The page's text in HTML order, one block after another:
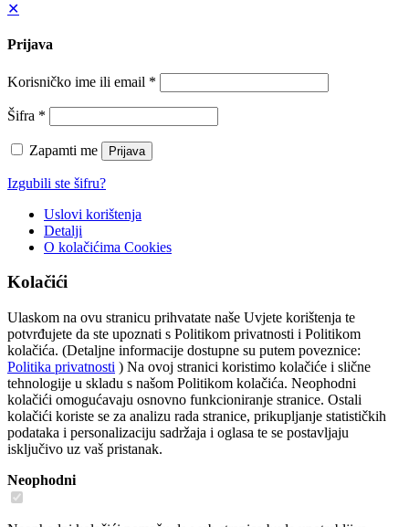
✕
Prijava
Korisničko ime ili email *
Šifra *
Zapamti me Prijava
Izgubili ste šifru?
Uslovi korištenja
Detalji
O kolačićima Cookies
Kolačići
Ulaskom na ovu stranicu prihvatate naše Uvjete korištenja te
potvrđujete da ste upoznati s Politikom privatnosti i Politikom
kolačića. (Detaljne informacije dostupne su putem poveznice:
Politika privatnosti ) Na ovoj stranici koristimo kolačiće i slične
tehnologije u skladu s našom Politikom kolačića. Neophodni
kolačići omogućavaju osnovno funkcioniranje stranice. Ostali
kolačići koriste se za analizu rada stranice, prikupljanje statističkih
podataka i personalizaciju sadržaja i oglasa te se postavljaju
isključivo uz vaš pristanak.
Neophodni